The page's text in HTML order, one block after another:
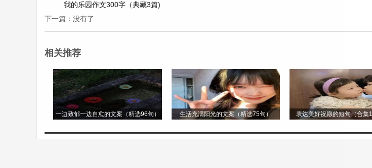
到达目的地后，我按照地图寻找预订的旅店。可是在途中我迷路了，手机也没
时，一个年轻的小伙子走了过来，他看到我迷茫的样子，主动询问我是否需要
便热心地为我指路。他怕我找不到，还带着我走了一段路，直到看到旅店的招
在旅店里，我还结识了一群来自不同地方的朋友。我们一起分享旅途中的趣事
在旅店的院子里，仰望着星空，谈着各自的梦想和生活。那一个个充满欢笑
我的乐园作文300字（典藏3篇)
下一篇：没有了
相关推荐
一边致郁一边自愈的文案（精选96句） 生活充满阳光的文案（精选75句） 表达美好祝愿的短句（合集